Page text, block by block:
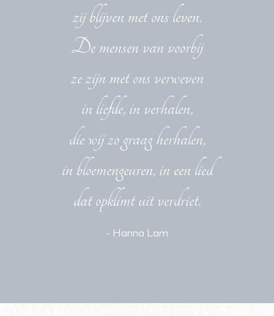
zij blijven met ons leven.
De mensen van voorbij
ze zijn met ons verweven
in liefde, in verhalen,
die wij zo graag herhalen,
in bloemengeuren, in een lied
dat opklimt uit verdriet.
- Hanna Lam